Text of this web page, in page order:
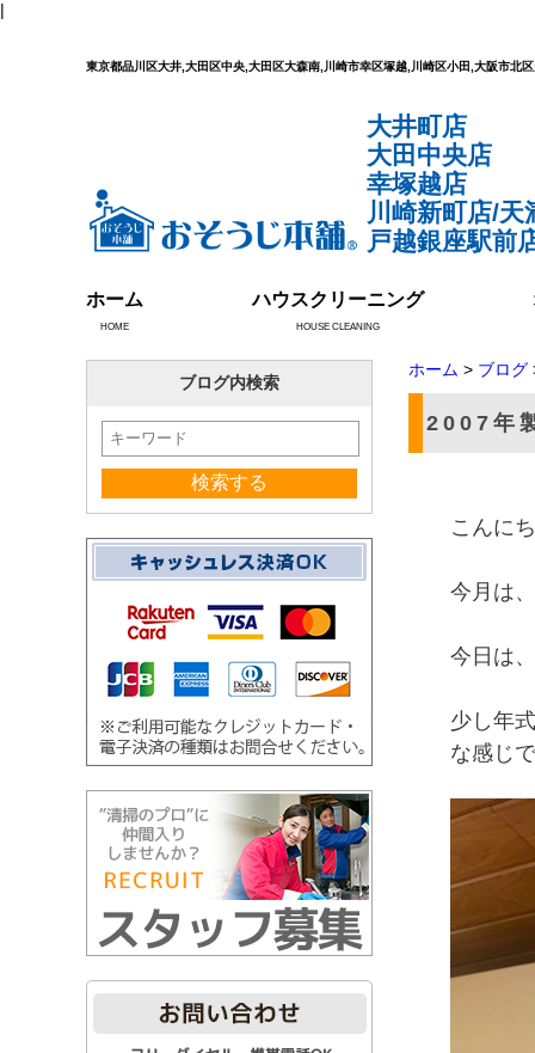
|
東京都品川区大井,大田区中央,大田区大森南,川崎市幸区塚越,川崎区小田,大阪市北
大井町店
大田中央店
幸塚越店
川崎新町店/天
戸越銀座駅前
ホーム
HOME
ハウスクリーニング
HOUSE CLEANING
ホーム > ブログ
2007年
こんに
今月は
今日は
少し年
な感じ
ブログ内検索